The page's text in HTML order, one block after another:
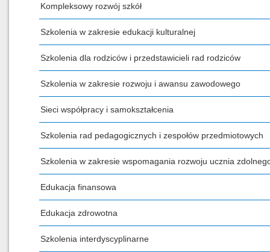
Kompleksowy rozwój szkół
Szkolenia w zakresie edukacji kulturalnej
Szkolenia dla rodziców i przedstawicieli rad rodziców
Szkolenia w zakresie rozwoju i awansu zawodowego
Sieci współpracy i samokształcenia
Szkolenia rad pedagogicznych i zespołów przedmiotowych
Szkolenia w zakresie wspomagania rozwoju ucznia
Edukacja finansowa
Edukacja zdrowotna
Szkolenia interdyscyplinarne